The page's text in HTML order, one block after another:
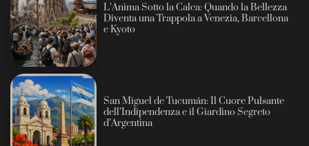
L’Anima Sotto la Calca: Quando la Bellezza
Diventa una Trappola a Venezia, Barcellona
e Kyoto
San Miguel de Tucumán: Il Cuore Pulsante
dell’Indipendenza e il Giardino Segreto
d’Argentina